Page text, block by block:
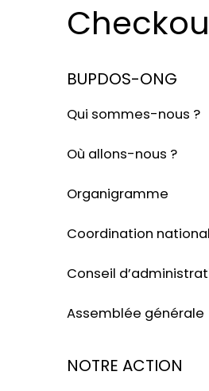
BUPDOS-ONG
Qui sommes-nous ?
Où allons-nous ?
Organigramme
Coordination
Conseil
Assemblée générale
NOTRE ACTION